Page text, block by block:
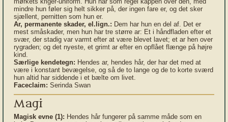
mindre hun føler sig helt sikker på, der ingen fare er, og det sker
sjællent, pernitten som hun er.
Ar, permanente skader, el.lign.: Dem har hun en del af. Det er
mest småskader, men hun har tre større ar: Et i håndfladen efter et
svær, der stadig var varmt efter at være blevet lavet; et ar hen over
rygraden; og det nyeste, et grimt ar efter en opflået flænge på højre
kind.
Særlige kendetegn: Hendes ar, hendes hår, der har det med at
være i konstant bevægelse, og så de to lange og de to korte sværd
hun altid har siddende i et bælte om livet.
Faceclaim: Serinda Swan
Magi
Magisk evne (1): Hendes hår fungerer på samme måde som en